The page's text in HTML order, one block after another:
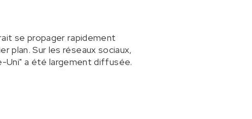
se propager rapidement
plan. Sur les réseaux sociaux,
Uni" a été largement diffusée.